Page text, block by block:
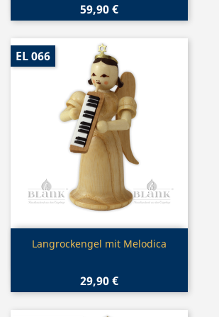
59,90 €
Vorschau
Langrockengel mit Melodica
29,90 €
EL 066